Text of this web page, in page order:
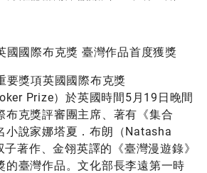
國國際布克獎 臺灣作品首度獲獎
要獎項英國國際布克獎
Prize）於英國時間5月19日晚間
布克獎評審團主席、著有《集合
小說家娜塔夏．布朗（Natasha
著作、金翎英譯的《臺灣漫遊錄》
的臺灣作品。文化部長李遠第一時